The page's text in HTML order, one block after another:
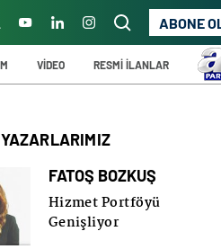
ABONE OL
VİDEO RESMİ İLANLAR
FATOŞ BOZKUŞ
Hizmet Portföyü
Genişliyor